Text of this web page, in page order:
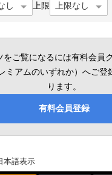
上限
ご覧になるには有料会員
ミアムのいずれか）へご登
ります。
有料会員登録
本語表示